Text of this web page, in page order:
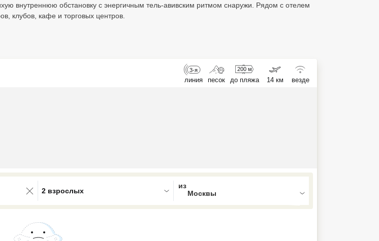
внутреннюю обстановку с энергичным тель-авивским ритмом снаружи. Рядом с отелем
клубов, кафе и торговых центров.
3-я
линия песок
200 м
до пляжа 14 км везде
0 results available. Select is focused , press Down to open the menu,
2 взрослых